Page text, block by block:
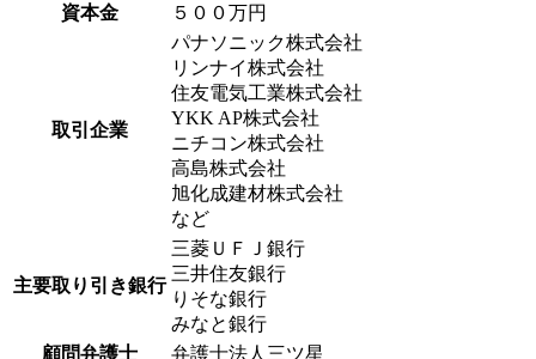
資本金
５００万円
取引企業
パナソニック株式会社
リンナイ株式会社
住友電気工業株式会社
YKK AP株式会社
ニチコン株式会社
高島株式会社
旭化成建材株式会社
など
主要取り引き銀行
三菱ＵＦＪ銀行
三井住友銀行
りそな銀行
みなと銀行
顧問弁護士
弁護士法人三ツ星